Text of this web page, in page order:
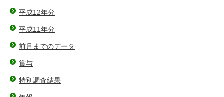
平成12年分
平成11年分
前月までのデータ
賞与
特別調査結果